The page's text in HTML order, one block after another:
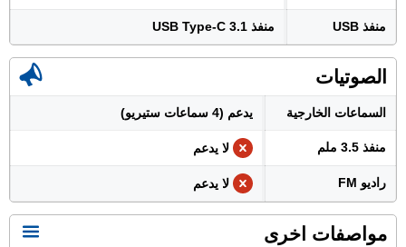
منفذ USB منفذ USB Type-C 3.1
الصوتيات
السماعات الخارجية يدعم (4 سماعات ستيريو)
منفذ 3.5 ملم لا يدعم
راديو FM لا يدعم
مواصفات اخرى